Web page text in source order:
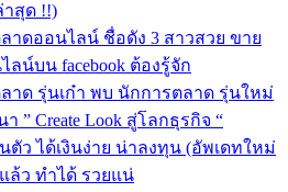
าสุด !!)
าดออนไลน์ ชื่อดัง 3 สาวสวย ขาย
ลน์บน facebook ต้องรู้จัก
าด รุ่นเก๋า พบ นักการตลาด รุ่นใหม่
” Create Look สู่โลกธุรกิจ “
ตัว ได้เงินง่าย น่าลงทุน (อัพเดทใหม่
ล้ว ทำได้ รวยแน่